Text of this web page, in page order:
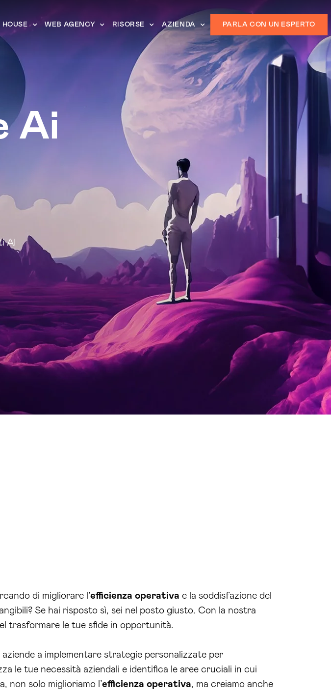
HOUSE WEB AGENCY RISORSE AZIENDA PARLA CON UN ESPERTO
Ai
AI
di migliorare l’efficienza operativa e la soddisfazione del
Se hai risposto sì, sei nel posto giusto. Con la nostra
trasformare le tue sfide in opportunità.
a implementare strategie personalizzate per
le tue necessità aziendali e identifica le aree cruciali in cui
non solo miglioriamo l’efficienza operativa, ma creiamo anche